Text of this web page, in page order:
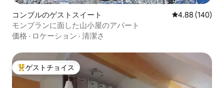
コンブルのゲストスイート レビュー140
4.88 (140)
モンブランに面した山小屋のアパート
価格 · ロケーション · 清潔さ
大好評のゲストチョイスです。
ゲストチョイス